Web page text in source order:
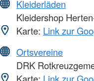
Kleiderläden
Kleidershop
Karte: Link zur
Ortsvereine
DRK